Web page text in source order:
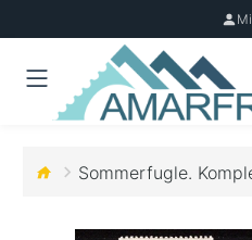
Sommerfugle.